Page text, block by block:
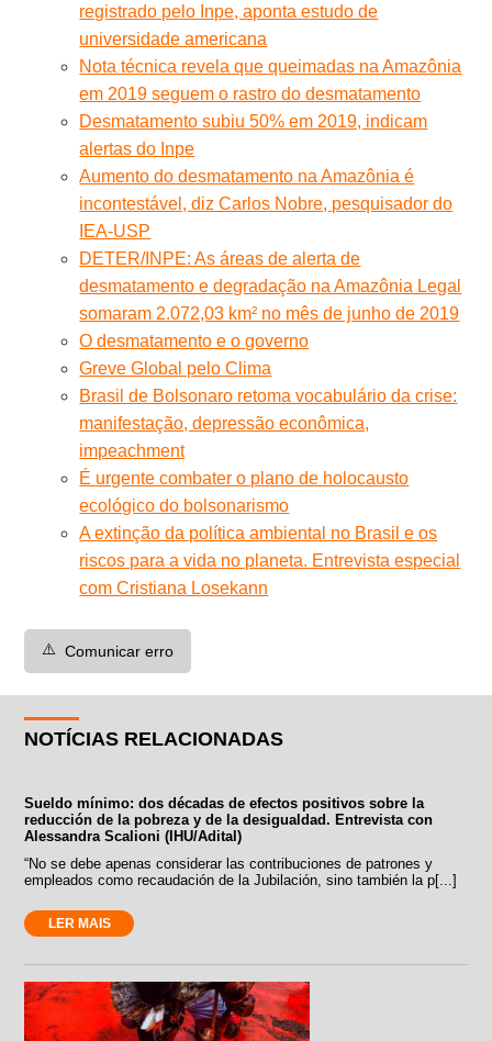
registrado pelo Inpe, aponta estudo de
universidade americana
Nota técnica revela que queimadas na Amazônia
em 2019 seguem o rastro do desmatamento
Desmatamento subiu 50% em 2019, indicam
alertas do Inpe
Aumento do desmatamento na Amazônia é
incontestável, diz Carlos Nobre, pesquisador do
IEA-USP
DETER/INPE: As áreas de alerta de
desmatamento e degradação na Amazônia Legal
somaram 2.072,03 km² no mês de junho de 2019
O desmatamento e o governo
Greve Global pelo Clima
Brasil de Bolsonaro retoma vocabulário da crise:
manifestação, depressão econômica,
impeachment
É urgente combater o plano de holocausto
ecológico do bolsonarismo
A extinção da política ambiental no Brasil e os
riscos para a vida no planeta. Entrevista especial
com Cristiana Losekann
⚠️ Comunicar erro
NOTÍCIAS RELACIONADAS
Sueldo mínimo: dos décadas de efectos positivos sobre la
reducción de la pobreza y de la desigualdad. Entrevista con
Alessandra Scalioni (IHU/Adital)
“No se debe apenas considerar las contribuciones de patrones y
empleados como recaudación de la Jubilación, sino también la p[...]
LER MAIS